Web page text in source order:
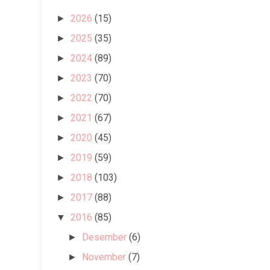
► 2026 (15)
► 2025 (35)
► 2024 (89)
► 2023 (70)
► 2022 (70)
► 2021 (67)
► 2020 (45)
► 2019 (59)
► 2018 (103)
► 2017 (88)
▼ 2016 (85)
► Desember (6)
► November (7)